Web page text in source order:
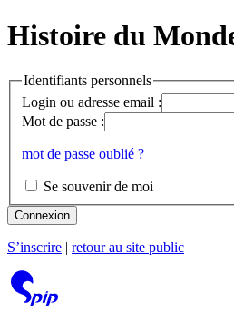
Histoire du
Identifiants personnels
Login ou adresse email :
Mot de passe :
mot de passe oublié ?
Se souvenir de moi
Connexion
S’inscrire retour au site public